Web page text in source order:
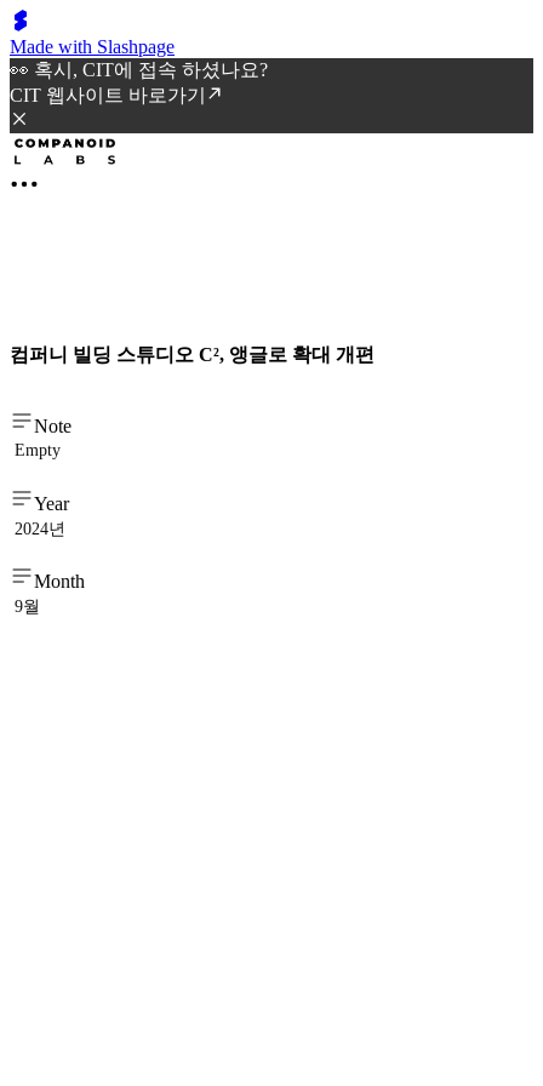
Made with Slashpage
👀 혹시, CIT에 접속 하셨나요?
CIT 웹사이트 바로가기
컴퍼니 빌딩 스튜디오 C², 앵글로 확대 개편
Note
Empty
Year
2024년
Month
9월